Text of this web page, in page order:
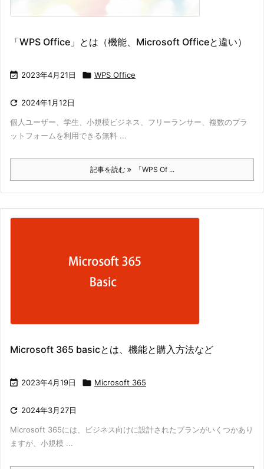
「WPS Office」とは（機能、Microsoft Officeと違い）
 2023年4月21日  WPS Office
 2024年1月12日
個人ユーザー、学生、小規模ビジネス、フリーランサー、複数のプラ
ットフォームを利用できる無料 ...
記事を読む 「WPS Of ...
Microsoft 365 basicとは、機能と購入方法など
 2023年4月19日  Microsoft 365
 2024年3月27日
Microsoft 365には、ビジネス向けに設計されたプランがいくつかあり
ますが、小規模 ...